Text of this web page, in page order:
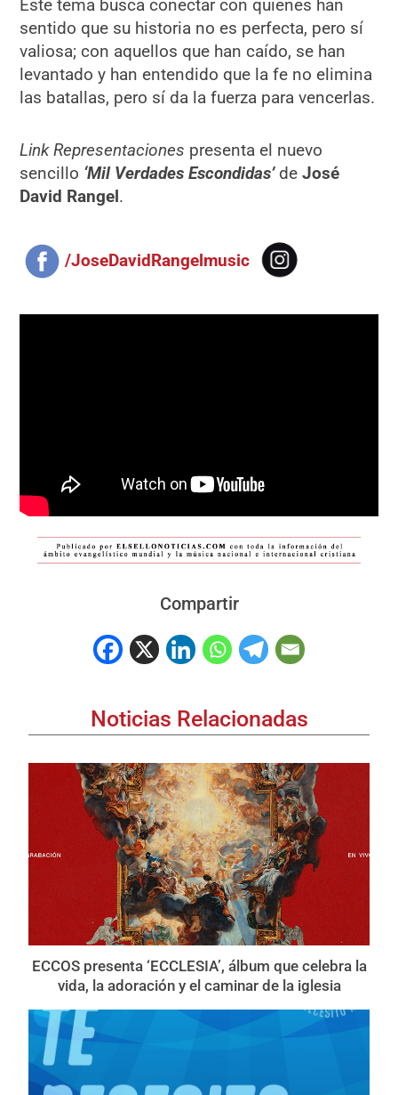
Este tema busca conectar con quienes han
sentido que su historia no es perfecta, pero sí
valiosa; con aquellos que han caído, se han
levantado y han entendido que la fe no elimina
las batallas, pero sí da la fuerza para vencerlas.
Link Representaciones presenta el nuevo
sencillo ‘Mil Verdades Escondidas’deJosé
David Rangel.
/JoseDavidRangelmusic
Compartir
Noticias Relacionadas
ECCOS presenta ‘ECCLESIA’, álbum que celebra la
vida, la adoración y el caminar de la iglesia